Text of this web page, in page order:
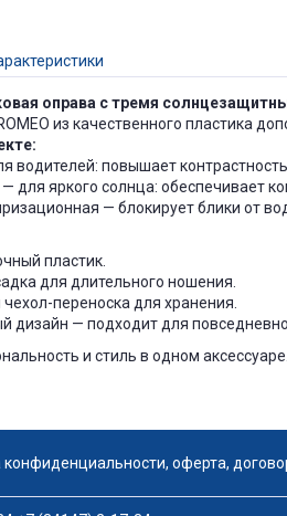
оправа с тремя
из качественного пластика
водителей: повышает
для яркого солнца: обеспечивает
— блокирует блики от
пластик.
для длительного ношения.
переноска для хранения.
дизайн — подходит для
и стиль в одном аксессуаре.
конфиденциальности, оферта,